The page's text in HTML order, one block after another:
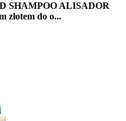
SHAMPOO ALISADOR
złotem do o...